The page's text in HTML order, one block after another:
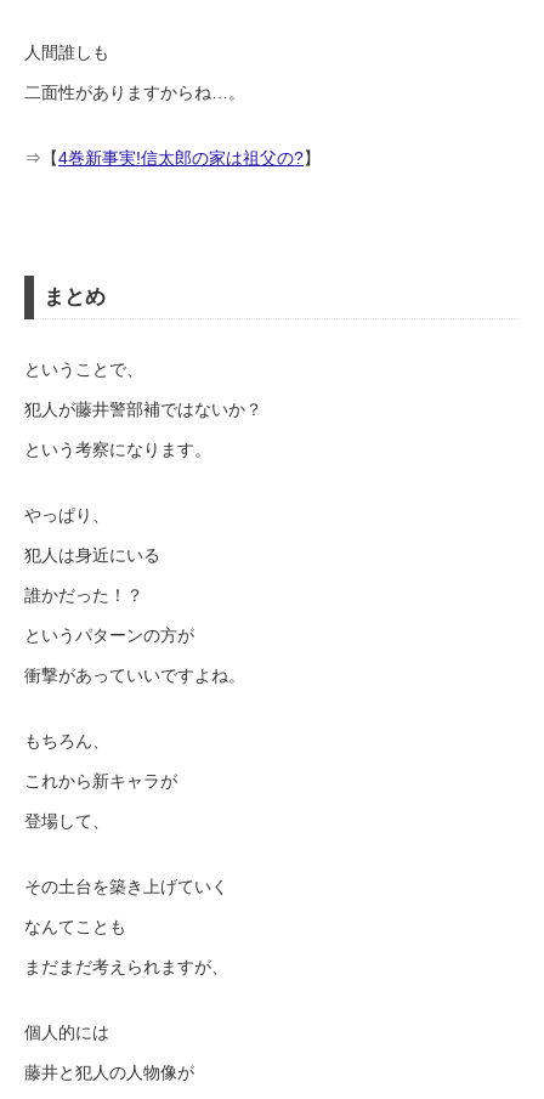
人間誰しも
二面性がありますからね…。
⇒【4巻新事実!信太郎の家は祖父の?】
まとめ
ということで、
犯人が藤井警部補ではないか？
という考察になります。
やっぱり、
犯人は身近にいる
誰かだった！？
というパターンの方が
衝撃があっていいですよね。
もちろん、
これから新キャラが
登場して、
その土台を築き上げていく
なんてことも
まだまだ考えられますが、
個人的には
藤井と犯人の人物像が